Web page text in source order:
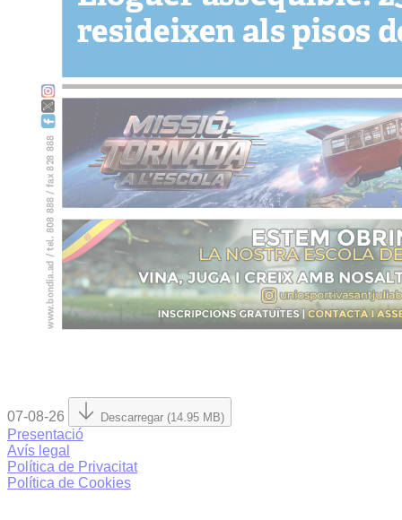
07-08-26 Descarregar (14.95 MB)
Presentació
Avís legal
Política de Privacitat
Política de Cookies